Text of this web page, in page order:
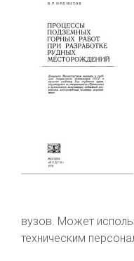
вузов. Может
техническим